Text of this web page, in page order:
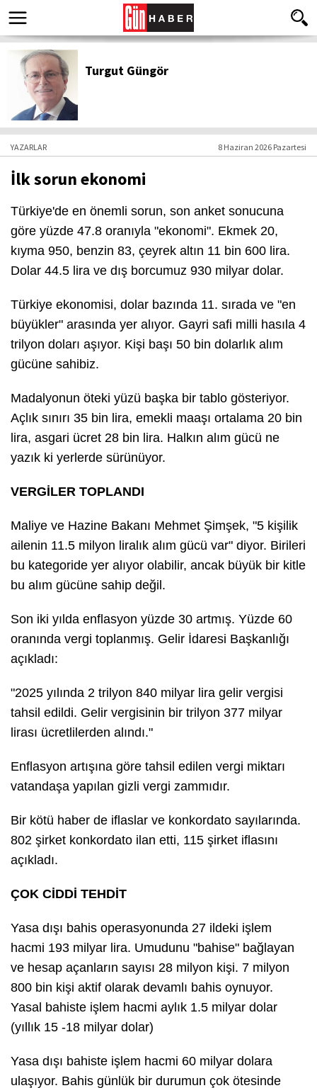
Turgut Güngör
YAZARLAR 8 Haziran 2026 Pazartesi
İlk sorun ekonomi
Türkiye'de en önemli sorun, son anket sonucuna
göre yüzde 47.8 oranıyla "ekonomi". Ekmek 20,
kıyma 950, benzin 83, çeyrek altın 11 bin 600 lira.
Dolar 44.5 lira ve dış borcumuz 930 milyar dolar.
Türkiye ekonomisi, dolar bazında 11. sırada ve "en
büyükler" arasında yer alıyor. Gayri safi milli hasıla 4
trilyon doları aşıyor. Kişi başı 50 bin dolarlık alım
gücüne sahibiz.
Madalyonun öteki yüzü başka bir tablo gösteriyor.
Açlık sınırı 35 bin lira, emekli maaşı ortalama 20 bin
lira, asgari ücret 28 bin lira. Halkın alım gücü ne
yazık ki yerlerde sürünüyor.
VERGİLER TOPLANDI
Maliye ve Hazine Bakanı Mehmet Şimşek, "5 kişilik
ailenin 11.5 milyon liralık alım gücü var" diyor. Birileri
bu kategoride yer alıyor olabilir, ancak büyük bir kitle
bu alım gücüne sahip değil.
Son iki yılda enflasyon yüzde 30 artmış. Yüzde 60
oranında vergi toplanmış. Gelir İdaresi Başkanlığı
açıkladı:
"2025 yılında 2 trilyon 840 milyar lira gelir vergisi
tahsil edildi. Gelir vergisinin bir trilyon 377 milyar
lirası ücretlilerden alındı."
Enflasyon artışına göre tahsil edilen vergi miktarı
vatandaşa yapılan gizli vergi zammıdır.
Bir kötü haber de iflaslar ve konkordato sayılarında.
802 şirket konkordato ilan etti, 115 şirket iflasını
açıkladı.
ÇOK CİDDİ TEHDİT
Yasa dışı bahis operasyonunda 27 ildeki işlem
hacmi 193 milyar lira. Umudunu "bahise" bağlayan
ve hesap açanların sayısı 28 milyon kişi. 7 milyon
800 bin kişi aktif olarak devamlı bahis oynuyor.
Yasal bahiste işlem hacmi aylık 1.5 milyar dolar
(yıllık 15 -18 milyar dolar)
Yasa dışı bahiste işlem hacmi 60 milyar dolara
ulaşıyor. Bahis günlük bir durumun çok ötesinde